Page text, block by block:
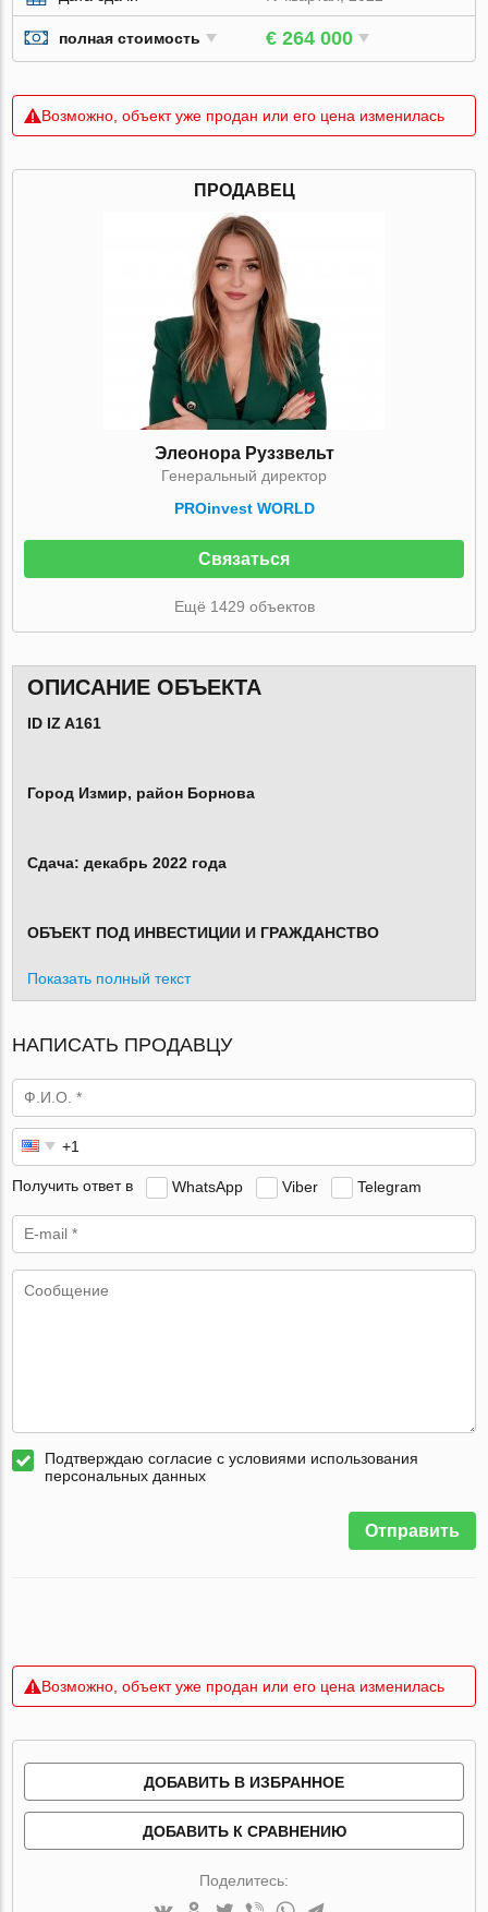
полная стоимость € 264 000
Возможно, объект уже продан или его цена изменилась
ПРОДАВЕЦ
Элеонора Руззвельт
Генеральный директор
PROinvest WORLD
Связаться
Ещё 1429 объектов
ОПИСАНИЕ ОБЪЕКТА
ID IZ A161
Город Измир, район Борнова
Сдача: декабрь 2022 года
ОБЪЕКТ ПОД ИНВЕСТИЦИИ И ГРАЖДАНСТВО
Показать полный текст
НАПИСАТЬ ПРОДАВЦУ
Получить ответ в WhatsApp Viber Telegram
Подтверждаю согласие с условиями использования
персональных данных
Отправить
Возможно, объект уже продан или его цена изменилась
ДОБАВИТЬ В ИЗБРАННОЕ
ДОБАВИТЬ К СРАВНЕНИЮ
Поделитесь: